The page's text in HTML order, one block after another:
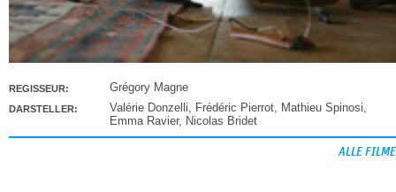
REGISSEUR: Grégory Magne
DARSTELLER: Valérie Donzelli Frédéric Pierrot Mathieu Spinosi
Emma Ravier, Nicolas Bridet
ALLE FILME